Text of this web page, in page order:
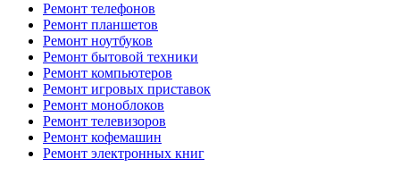
Ремонт телефонов
Ремонт планшетов
Ремонт ноутбуков
Ремонт бытовой техники
Ремонт компьютеров
Ремонт игровых приставок
Ремонт моноблоков
Ремонт телевизоров
Ремонт кофемашин
Ремонт электронных книг